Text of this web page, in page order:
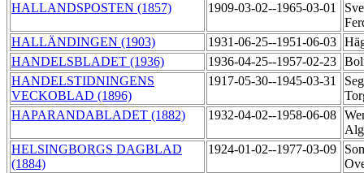
HALLANDSPOSTEN (1857)
1909-03-02--1965-03-01
HALLÄNDINGEN (1903)
1931-06-25--1951-06-03
HANDELSBLADET (1936)
1936-04-25--1957-02-23
HANDELSTIDNINGENS
VECKOBLAD (1896)
1917-05-30--1945-03-31
HAPARANDABLADET (1882)
1932-04-02--1958-06-08
HELSINGBORGS DAGBLAD
(1884)
1924-01-02--1977-03-09